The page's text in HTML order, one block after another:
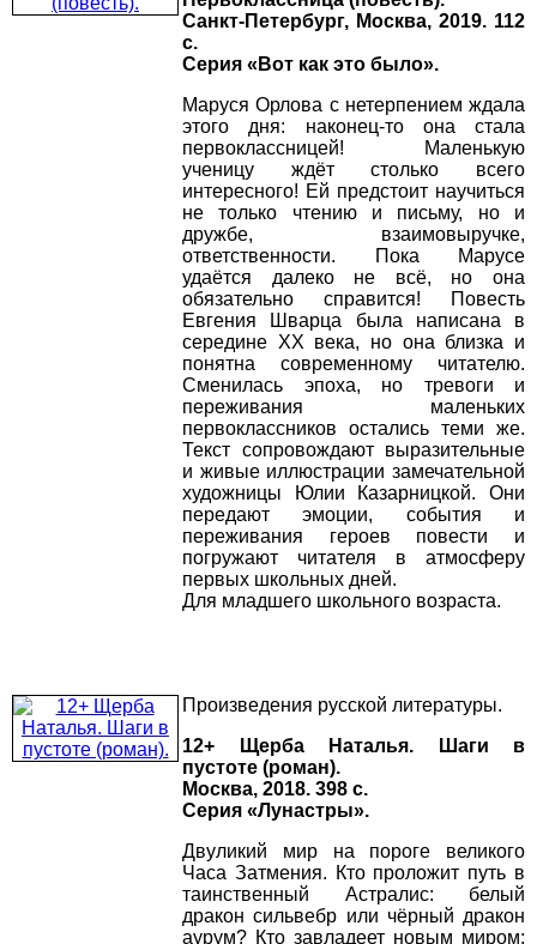
Санкт-Петербург, Москва, 2019. 112
с.
Серия «Вот как это было».
Маруся Орлова с нетерпением ждала
этого дня: наконец-то она стала
первоклассницей! Маленькую
ученицу ждёт столько всего
интересного! Ей предстоит научиться
не только чтению и письму, но и
дружбе, взаимовыручке,
ответственности. Пока Марусе
удаётся далеко не всё, но она
обязательно справится! Повесть
Евгения Шварца была написана в
середине XX века, но она близка и
понятна современному читателю.
Сменилась эпоха, но тревоги и
переживания маленьких
первоклассников остались теми же.
Текст сопровождают выразительные
и живые иллюстрации замечательной
художницы Юлии Казарницкой. Они
передают эмоции, события и
переживания героев повести и
погружают читателя в атмосферу
первых школьных дней.
Для младшего школьного возраста.
Произведения русской литературы.
12+ Щерба Наталья. Шаги в
пустоте (роман).
Москва, 2018. 398 с.
Серия «Лунастры».
Двуликий мир на пороге великого
Часа Затмения. Кто проложит путь в
таинственный Астралис: белый
дракон сильвебр или чёрный дракон
аурум? Кто завладеет новым миром: